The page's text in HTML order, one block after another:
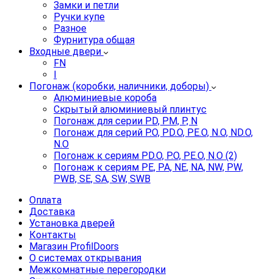
Замки и петли
Ручки купе
Разное
Фурнитура общая
Входные двери
FN
I
Погонаж (коробки, наличники, доборы)
Алюминиевые короба
Скрытый алюминиевый плинтус
Погонаж для серии PD, PM, P, N
Погонаж для серий P.O, PD.O, PE.O, N.O, ND.O,
N.O
Погонаж к сериям PD.O, P.O, PE.O, N.O (2)
Погонаж к сериям PE, PA, NE, NA, NW, PW,
PWB, SE, SA, SW, SWB
Оплата
Доставка
Установка дверей
Контакты
Магазин ProfilDoors
О системах открывания
Межкомнатные перегородки